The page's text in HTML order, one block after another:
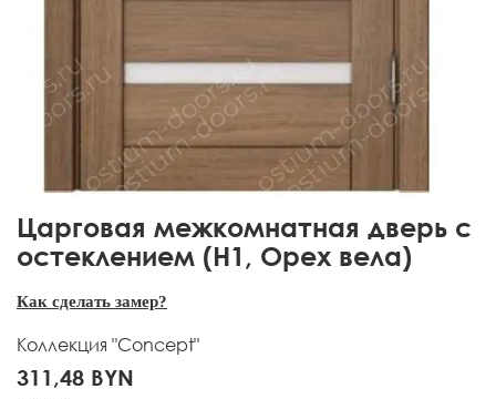
Царговая межкомнатная дверь с
остеклением (H1, Орех вела)
Как сделать замер?
Коллекция "Concept"
311,48 BYN